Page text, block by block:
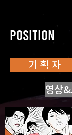
Position
기 획 자
영상&